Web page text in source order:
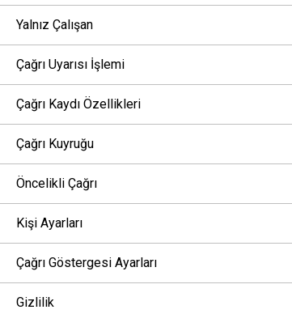
Yalnız Çalışan
Çağrı Uyarısı İşlemi
Çağrı Kaydı Özellikleri
Çağrı Kuyruğu
Öncelikli Çağrı
Kişi Ayarları
Çağrı Göstergesi Ayarları
Gizlilik